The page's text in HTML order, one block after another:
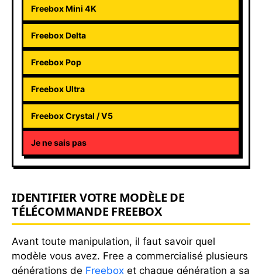
Freebox Mini 4K
Freebox Delta
Freebox Pop
Freebox Ultra
Freebox Crystal / V5
Je ne sais pas
IDENTIFIER VOTRE MODÈLE DE
TÉLÉCOMMANDE FREEBOX
Avant toute manipulation, il faut savoir quel
modèle vous avez. Free a commercialisé plusieurs
générations de Freebox et chaque génération a sa